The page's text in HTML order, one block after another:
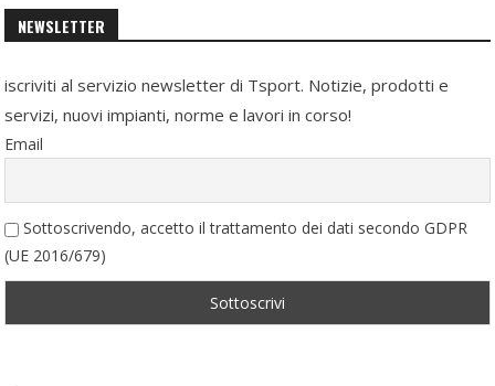
NEWSLETTER
iscriviti al servizio newsletter di Tsport. Notizie, prodotti e
servizi, nuovi impianti, norme e lavori in corso!
Email
Sottoscrivendo, accetto il trattamento dei dati secondo GDPR
(UE 2016/679)